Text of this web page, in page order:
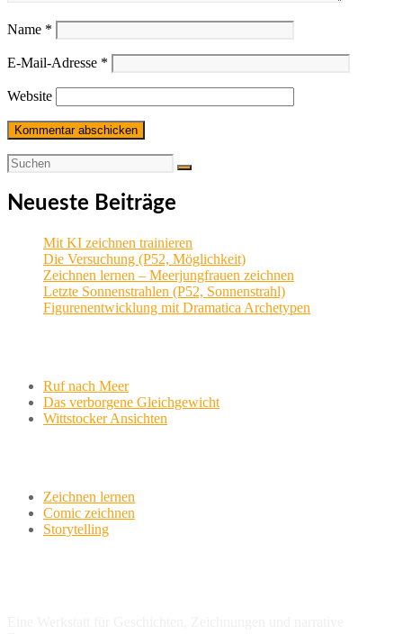
Name *
E-Mail-Adresse *
Website
Neueste Beiträge
Mit KI zeichnen trainieren
Die Versuchung (P52, Möglichkeit)
Zeichnen lernen – Meerjungfrauen zeichnen
Letzte Sonnenstrahlen (P52, Sonnenstrahl)
Figurenentwicklung mit Dramatica Archetypen
Ruf nach Meer
Das verborgene Gleichgewicht
Wittstocker Ansichten
Zeichnen lernen
Comic zeichnen
Storytelling